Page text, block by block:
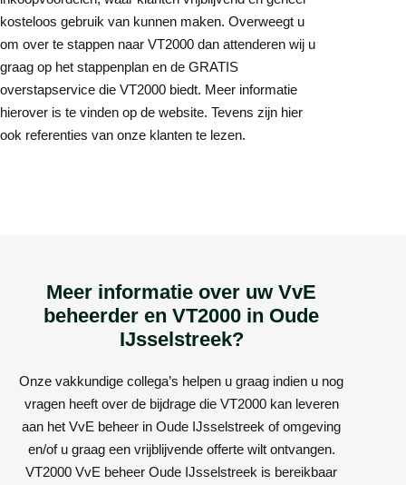
kosteloos gebruik van kunnen maken. Overweegt u
om over te stappen naar VT2000 dan attenderen wij u
graag op het stappenplan en de GRATIS
overstapservice die VT2000 biedt. Meer informatie
hierover is te vinden op de website. Tevens zijn hier
ook referenties van onze klanten te lezen.
Meer informatie over uw VvE
beheerder en VT2000 in Oude
IJsselstreek?
Onze vakkundige collega’s helpen u graag indien u nog
vragen heeft over de bijdrage die VT2000 kan leveren
aan het VvE beheer in Oude IJsselstreek of omgeving
en/of u graag een vrijblijvende offerte wilt ontvangen.
VT2000 VvE beheer Oude IJsselstreek is bereikbaar